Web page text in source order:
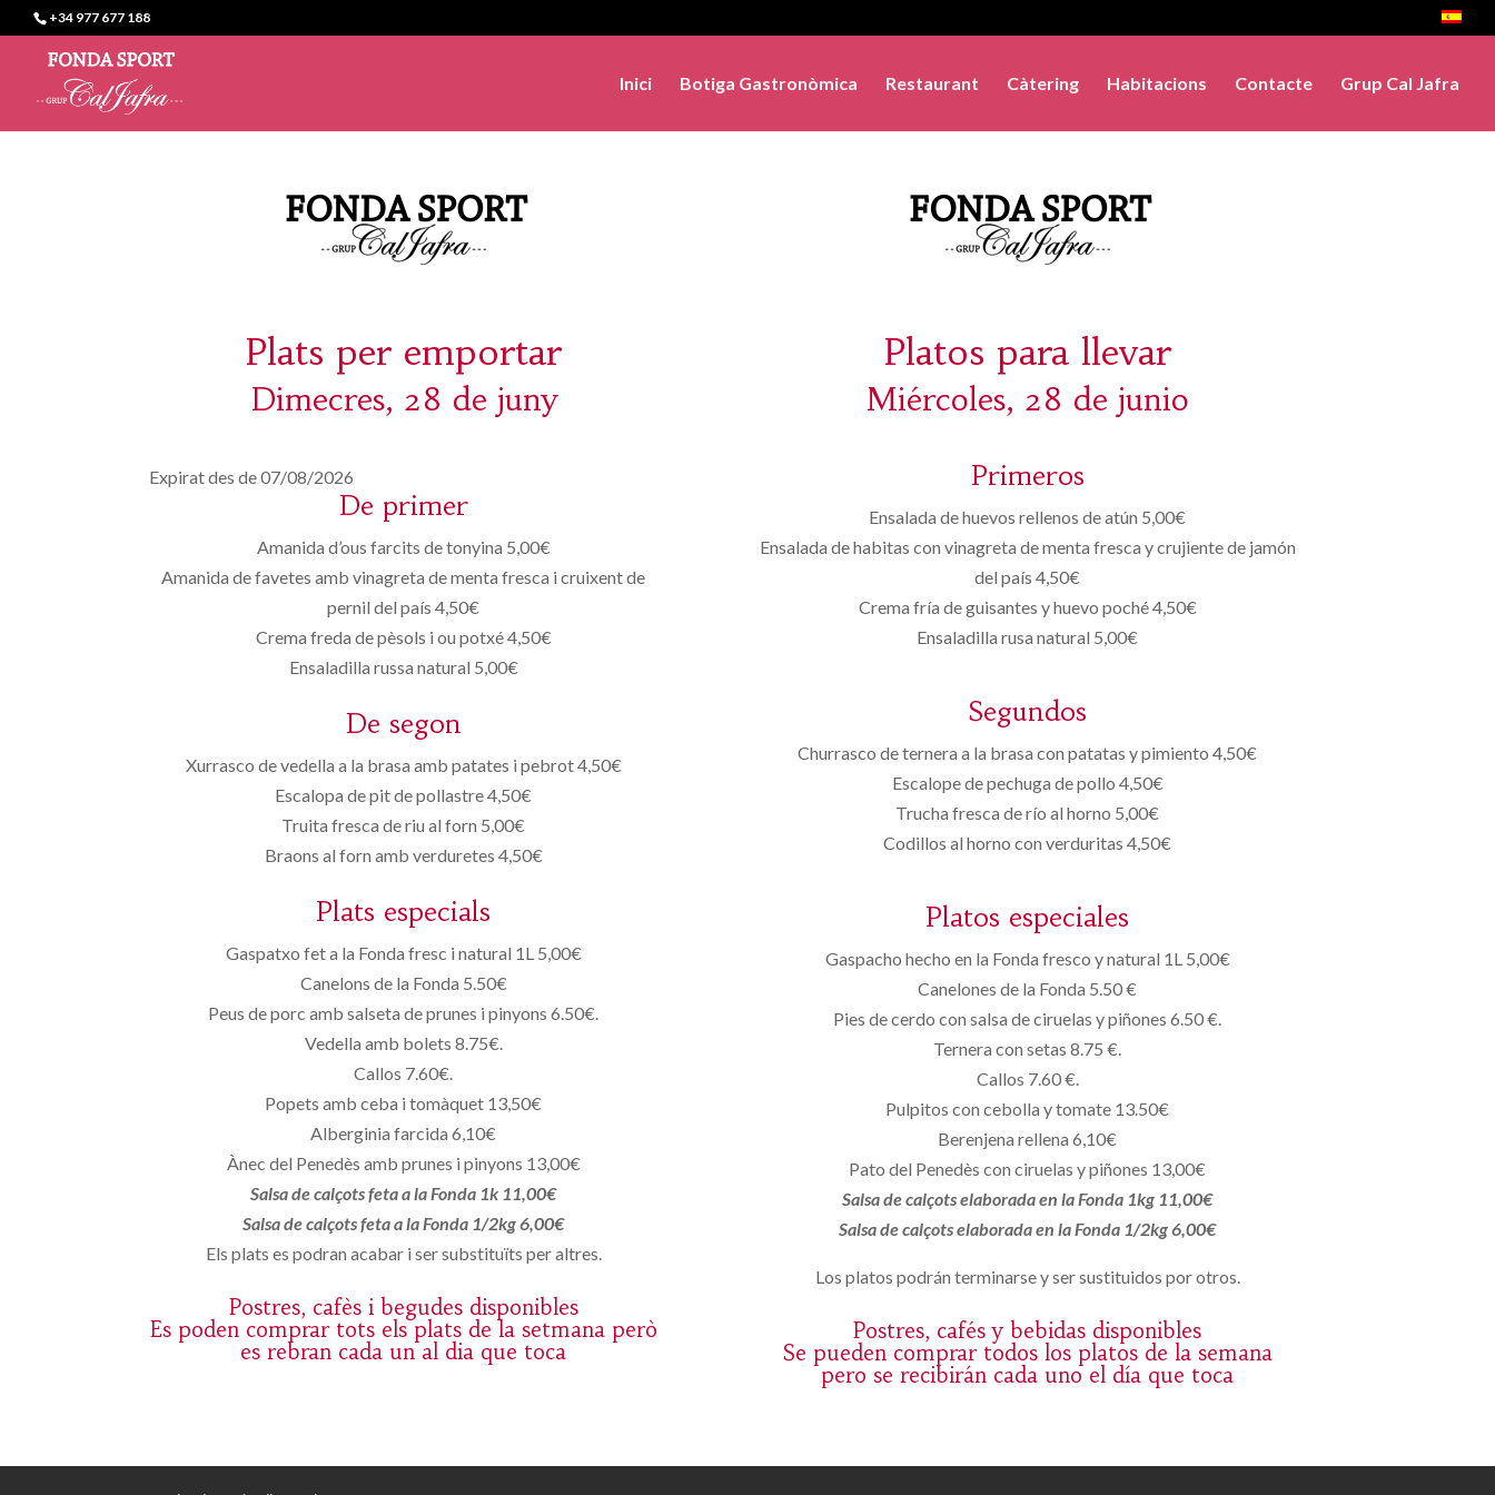
+34 977 677 188
Inici Botiga Gastronòmica Restaurant Càtering Habitacions Contacte Grup Cal Jafra
Plats per emportar
Dimecres, 28 de juny
Expirat des de 07/08/2026
De primer
Amanida d’ous farcits de tonyina 5,00€
Amanida de favetes amb vinagreta de menta fresca i cruixent de
pernil del país 4,50€
Crema freda de pèsols i ou potxé 4,50€
Ensaladilla russa natural 5,00€
De segon
Xurrasco de vedella a la brasa amb patates i pebrot 4,50€
Escalopa de pit de pollastre 4,50€
Truita fresca de riu al forn 5,00€
Braons al forn amb verduretes 4,50€
Plats especials
Gaspatxo fet a la Fonda fresc i natural 1L 5,00€
Canelons de la Fonda 5.50€
Peus de porc amb salseta de prunes i pinyons 6.50€.
Vedella amb bolets 8.75€.
Callos 7.60€.
Popets amb ceba i tomàquet 13,50€
Alberginia farcida 6,10€
Ànec del Penedès amb prunes i pinyons 13,00€
Salsa de calçots feta a la Fonda 1k 11,00€
Salsa de calçots feta a la Fonda 1/2kg 6,00€
Els plats es podran acabar i ser substituïts per altres.
Postres, cafès i begudes disponibles
Es poden comprar tots els plats de la setmana però
es rebran cada un al dia que toca
Platos para llevar
Miércoles, 28 de junio
Primeros
Ensalada de huevos rellenos de atún 5,00€
Ensalada de habitas con vinagreta de menta fresca y crujiente de jamón
del país 4,50€
Crema fría de guisantes y huevo poché 4,50€
Ensaladilla rusa natural 5,00€
Segundos
Churrasco de ternera a la brasa con patatas y pimiento 4,50€
Escalope de pechuga de pollo 4,50€
Trucha fresca de río al horno 5,00€
Codillos al horno con verduritas 4,50€
Platos especiales
Gaspacho hecho en la Fonda fresco y natural 1L 5,00€
Canelones de la Fonda 5.50 €
Pies de cerdo con salsa de ciruelas y piñones 6.50 €.
Ternera con setas 8.75 €.
Callos 7.60 €.
Pulpitos con cebolla y tomate 13.50€
Berenjena rellena 6,10€
Pato del Penedès con ciruelas y piñones 13,00€
Salsa de calçots elaborada en la Fonda 1kg 11,00€
Salsa de calçots elaborada en la Fonda 1/2kg 6,00€
Los platos podrán terminarse y ser sustituidos por otros.
Postres, cafés y bebidas disponibles
Se pueden comprar todos los platos de la semana
pero se recibirán cada uno el día que toca